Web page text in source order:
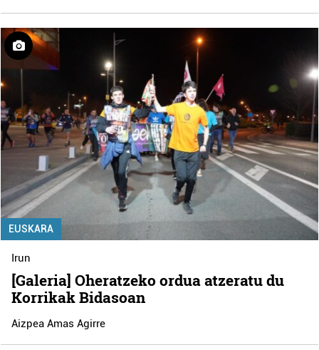
EUSKARA
Irun
[Galeria] Oheratzeko ordua atzeratu du
Korrikak Bidasoan
Aizpea Amas Agirre